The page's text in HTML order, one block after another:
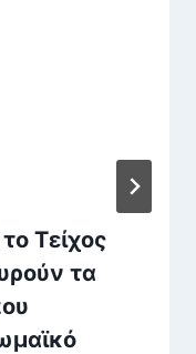
Τείχος
τα